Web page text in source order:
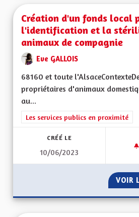
Création d'un fonds local
l'identification et la
animaux de compagnie
Eve GALLOIS
68160 et toute
propriétaires d'animaux
au...
Filtrer les résultats de la catégorie
Les services publics en proximité
CRÉÉ LE
10/06/2023
VOIR